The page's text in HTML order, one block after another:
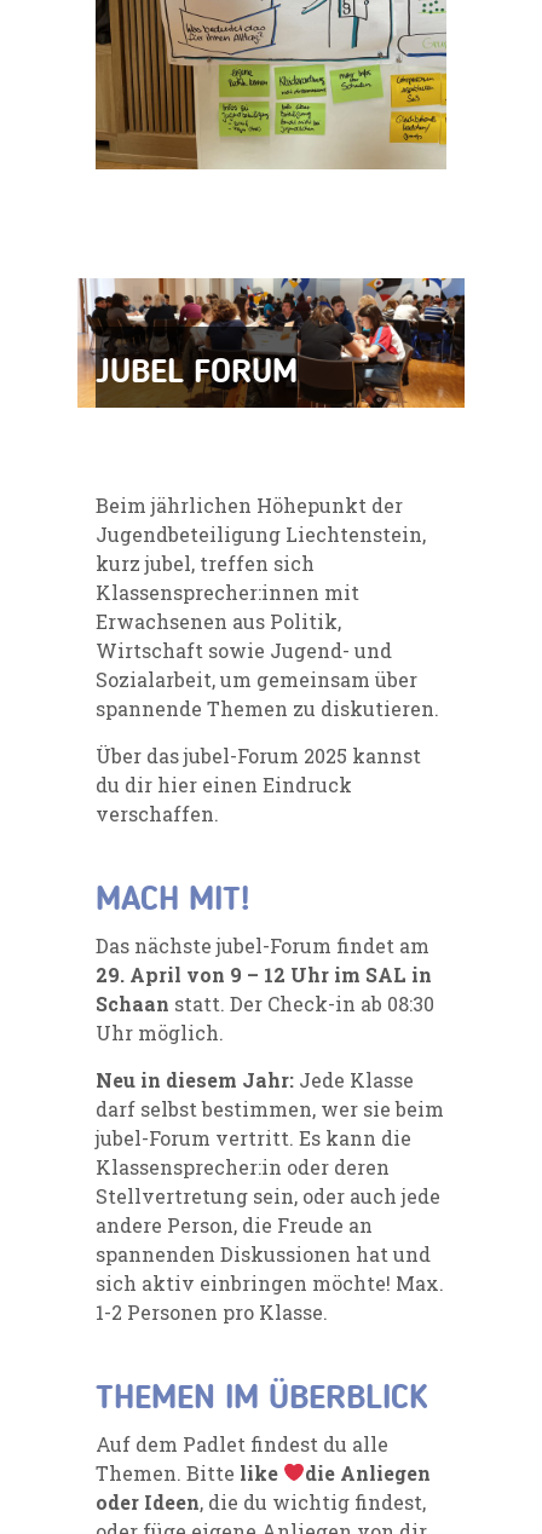
JUBEL FORUM
Beim jährlichen Höhepunkt der
Jugendbeteiligung Liechtenstein,
kurz jubel, treffen sich
Klassensprecher:innen mit
Erwachsenen aus Politik,
Wirtschaft sowie Jugend- und
Sozialarbeit, um gemeinsam über
spannende Themen zu diskutieren.
Über das jubel-Forum 2025 kannst
du dir hier einen Eindruck
verschaffen.
MACH MIT!
Das nächste jubel-Forum findet am
29. April von 9 – 12 Uhr im SAL in
Schaan statt. Der Check-in ab 08:30
Uhr möglich.
Neu in diesem Jahr: Jede Klasse
darf selbst bestimmen, wer sie beim
jubel-Forum vertritt. Es kann die
Klassensprecher:in oder deren
Stellvertretung sein, oder auch jede
andere Person, die Freude an
spannenden Diskussionen hat und
sich aktiv einbringen möchte! Max.
1-2 Personen pro Klasse.
THEMEN IM ÜBERBLICK
Auf dem Padlet findest du alle
Themen. Bitte like
die Anliegen
oder Ideen, die du wichtig findest,